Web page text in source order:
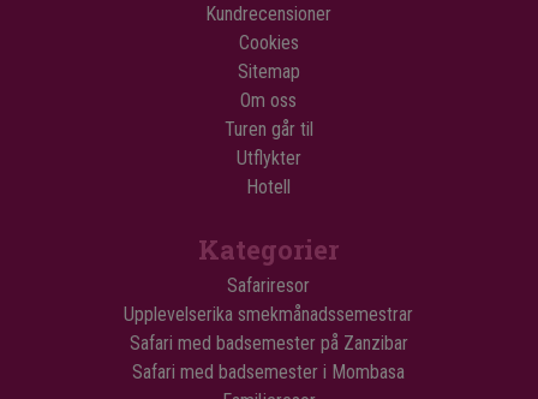
Kundrecensioner
Cookies
Sitemap
Om oss
Turen går til
Utflykter
Hotell
Kategorier
Safariresor
Upplevelserika smekmånadssemestrar
Safari med badsemester på Zanzibar
Safari med badsemester i Mombasa